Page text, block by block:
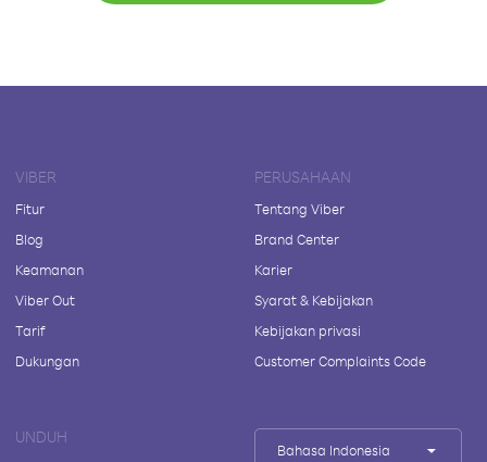
VIBER
Fitur
Blog
Keamanan
Viber Out
Tarif
Dukungan
PERUSAHAAN
Tentang Viber
Brand Center
Karier
Syarat & Kebijakan
Kebijakan privasi
Customer Complaints Code
UNDUH
Bahasa Indonesia